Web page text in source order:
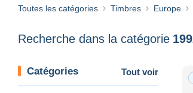
Toutes les catégories Timbres Europe
Recherche dans la catégorie
Catégories Tout voir